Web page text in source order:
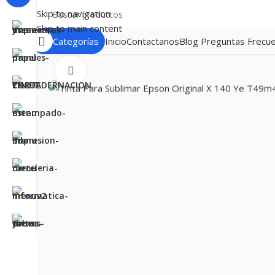
Skip to navigation
Skip to main content
Categorías InicioContactanosBlog Preguntas